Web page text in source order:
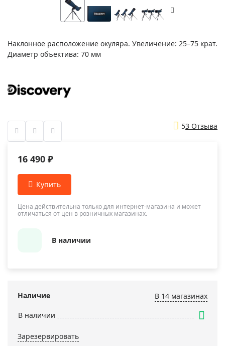
Наклонное расположение окуляра. Увеличение: 25–75 крат.
Диаметр объектива: 70 мм
53 Отзыва
16 490 ₽
Цена действительна только для интернет-магазина и может
отличаться от цен в розничных магазинах.
В наличии
Наличие
В 14 магазинах
В наличии
Зарезервировать